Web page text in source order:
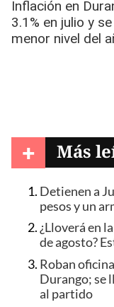
+ Más
Detienen a
pesos y un
¿Lloverá en
de agosto?
Roban
Durango; se
al partido